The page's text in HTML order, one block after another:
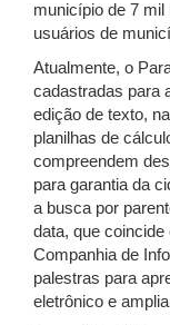
município de 7 mil
usuários de
Atualmente, o
cadastradas para
edição de texto,
planilhas de
compreendem
para garantia da
a busca por
data, que
Companhia de
palestras para
eletrônico e